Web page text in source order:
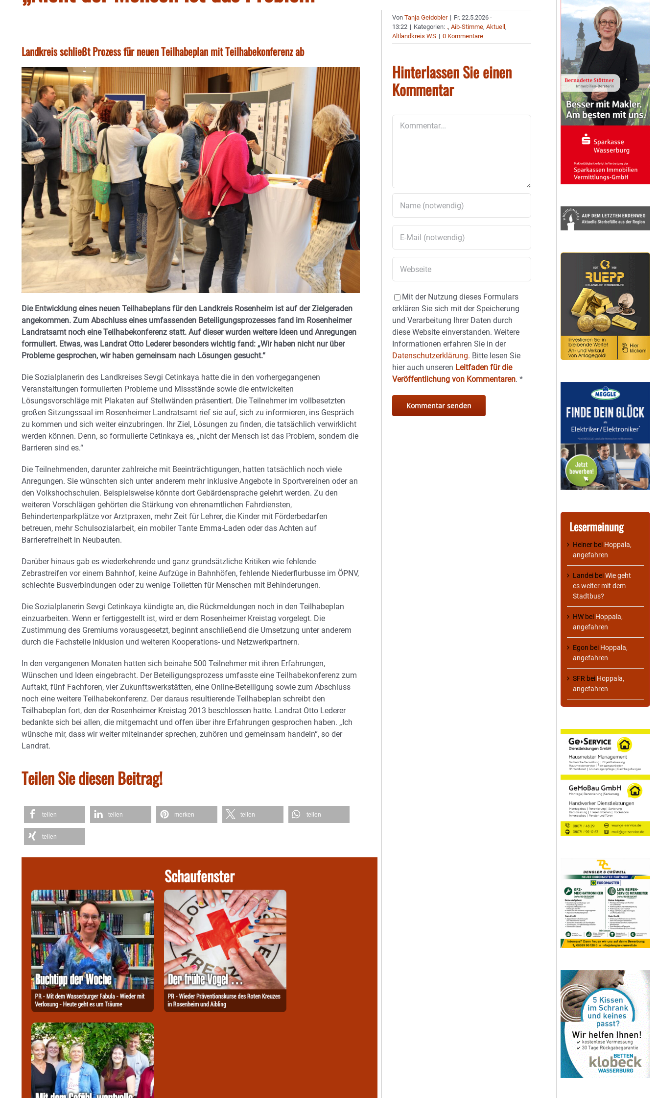
Landkreis schließt Prozess für neuen Teilhabeplan mit Teilhabekonferenz ab
Die Entwicklung eines neuen Teilhabeplans für den Landkreis Rosenheim ist auf der Zielgeraden
angekommen. Zum Abschluss eines umfassenden Beteiligungsprozesses fand im Rosenheimer
Landratsamt noch eine Teilhabekonferenz statt. Auf dieser wurden weitere Ideen und Anregungen
formuliert. Etwas, was Landrat Otto Lederer besonders wichtig fand: „Wir haben nicht nur über
Probleme gesprochen, wir haben gemeinsam nach Lösungen gesucht.“
Die Sozialplanerin des Landkreises Sevgi Cetinkaya hatte die in den vorhergegangenen
Veranstaltungen formulierten Probleme und Missstände sowie die entwickelten
Lösungsvorschläge mit Plakaten auf Stellwänden präsentiert. Die Teilnehmer im vollbesetzten
großen Sitzungssaal im Rosenheimer Landratsamt rief sie auf, sich zu informieren, ins Gespräch
zu kommen und sich weiter einzubringen. Ihr Ziel, Lösungen zu finden, die tatsächlich verwirklicht
werden können. Denn, so formulierte Cetinkaya es, „nicht der Mensch ist das Problem, sondern die
Barrieren sind es.“
Die Teilnehmenden, darunter zahlreiche mit Beeinträchtigungen, hatten tatsächlich noch viele
Anregungen. Sie wünschten sich unter anderem mehr inklusive Angebote in Sportvereinen oder an
den Volkshochschulen. Beispielsweise könnte dort Gebärdensprache gelehrt werden. Zu den
weiteren Vorschlägen gehörten die Stärkung von ehrenamtlichen Fahrdiensten,
Behindertenparkplätze vor Arztpraxen, mehr Zeit für Lehrer, die Kinder mit Förderbedarfen
betreuen, mehr Schulsozialarbeit, ein mobiler Tante Emma-Laden oder das Achten auf
Barrierefreiheit in Neubauten.
Darüber hinaus gab es wiederkehrende und ganz grundsätzliche Kritiken wie fehlende
Zebrastreifen vor einem Bahnhof, keine Aufzüge in Bahnhöfen, fehlende Niederflurbusse im ÖPNV,
schlechte Busverbindungen oder zu wenige Toiletten für Menschen mit Behinderungen.
Die Sozialplanerin Sevgi Cetinkaya kündigte an, die Rückmeldungen noch in den Teilhabeplan
einzuarbeiten. Wenn er fertiggestellt ist, wird er dem Rosenheimer Kreistag vorgelegt. Die
Zustimmung des Gremiums vorausgesetzt, beginnt anschließend die Umsetzung unter anderem
durch die Fachstelle Inklusion und weiteren Kooperations- und Netzwerkpartnern.
In den vergangenen Monaten hatten sich beinahe 500 Teilnehmer mit ihren Erfahrungen,
Wünschen und Ideen eingebracht. Der Beteiligungsprozess umfasste eine Teilhabekonferenz zum
Auftakt, fünf Fachforen, vier Zukunftswerkstätten, eine Online-Beteiligung sowie zum Abschluss
noch eine weitere Teilhabekonferenz. Der daraus resultierende Teilhabeplan schreibt den
Teilhabeplan fort, den der Rosenheimer Kreistag 2013 beschlossen hatte. Landrat Otto Lederer
bedankte sich bei allen, die mitgemacht und offen über ihre Erfahrungen gesprochen haben. „Ich
wünsche mir, dass wir weiter miteinander sprechen, zuhören und gemeinsam handeln“, so der
Landrat.
Teilen Sie diesen Beitrag!
teilen teilen merken teilen teilen
teilen
Schaufenster
VonTanja Geidobler | Fr. 22.5.2026 -
13:22 | Kategorien: .,Aib-Stimme,Aktuell,
Altlandkreis WS | 0 Kommentare
Hinterlassen Sie einen
Kommentar
Mit der Nutzung dieses Formulars
erklären Sie sich mit der Speicherung
und Verarbeitung Ihrer Daten durch
diese Website einverstanden. Weitere
Informationen erfahren Sie in der
Datenschutzerklärung. Bitte lesen Sie
hier auch unseren Leitfaden für die
Veröffentlichung von Kommentaren.*
Lesermeinung
Heiner bei Hoppala,
angefahren
Landei beiWie geht
es weiter mit dem
Stadtbus?
HW bei Hoppala,
angefahren
Egon bei Hoppala,
angefahren
SFR bei Hoppala,
angefahren